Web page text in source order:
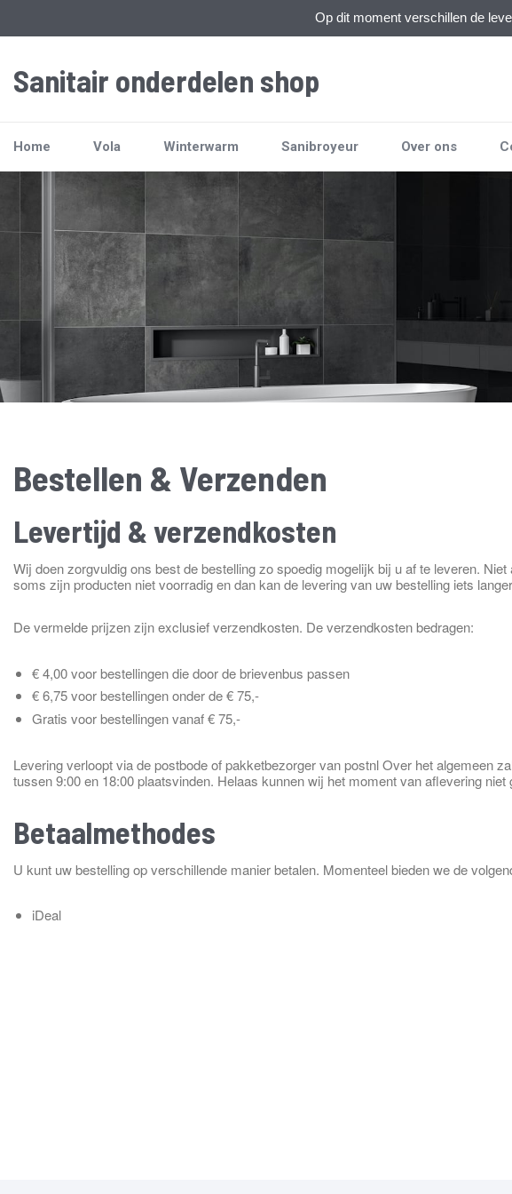
Op dit moment verschillen de
Sanitair onderdelen shop
Home Vola Winterwarm Sanibroyeur Over ons
Bestellen & Verzenden
Levertijd & verzendkosten
Wij doen zorgvuldig ons best de bestelling zo spoedig mogelijk bij u af te leveren.
soms zijn producten niet voorradig en dan kan de levering van uw bestelling iets
De vermelde prijzen zijn exclusief verzendkosten. De verzendkosten bedragen:
€ 4,00 voor bestellingen die door de brievenbus passen
€ 6,75 voor bestellingen onder de € 75,-
Gratis voor bestellingen vanaf € 75,-
Levering verloopt via de postbode of pakketbezorger van postnl Over het algemeen
tussen 9:00 en 18:00 plaatsvinden. Helaas kunnen wij het moment van aflevering niet
Betaalmethodes
U kunt uw bestelling op verschillende manier betalen. Momenteel bieden we de
iDeal